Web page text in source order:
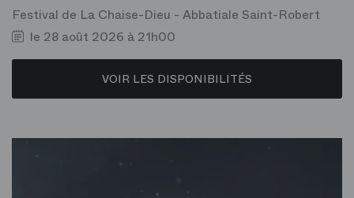
Festival de La Chaise-Dieu - Abbatiale Saint-Robert
le 28 août 2026 à 21h00
VOIR LES DISPONIBILITÉS